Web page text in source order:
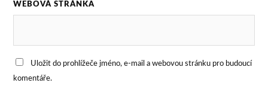
WEBOVÁ STRÁNKA
Uložit do prohlížeče jméno, e-mail a webovou stránku pro budoucí
komentáře.